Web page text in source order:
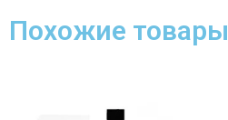
Похожие товары